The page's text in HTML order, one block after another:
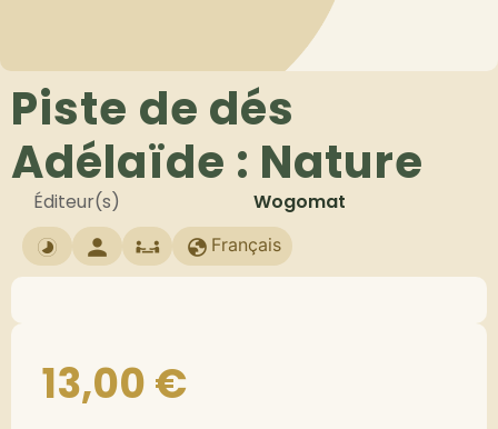
Piste de dés
Adélaïde : Nature
Éditeur(s) Wogomat
Français
13,00€